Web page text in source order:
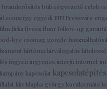
branderősítés buli cégvezető celeb
econergy egyedi EIN Presswire
film firka fivosz fluor follow-up
bye csomag google
hírtéma hírválogatás
ingyen ingyenes interjú internet
kampánykapcsolat kapcsolatépítés
kkv klapka györgykoczka máté